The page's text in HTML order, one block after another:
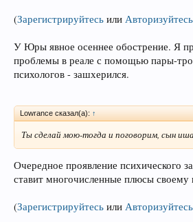
(Зарегистрируйтесь или Авторизуйтесь
У Юры явное осеннее обострение. Я
проблемы в реале с помощью пары-
психологов - зашхерился.
Lowrance сказал(а): ↑
Ты сделай мою-тогда и поговорим, сын
Очередное проявление психического
ставит многочисленные плюсы своему
(Зарегистрируйтесь или Авторизуйтесь